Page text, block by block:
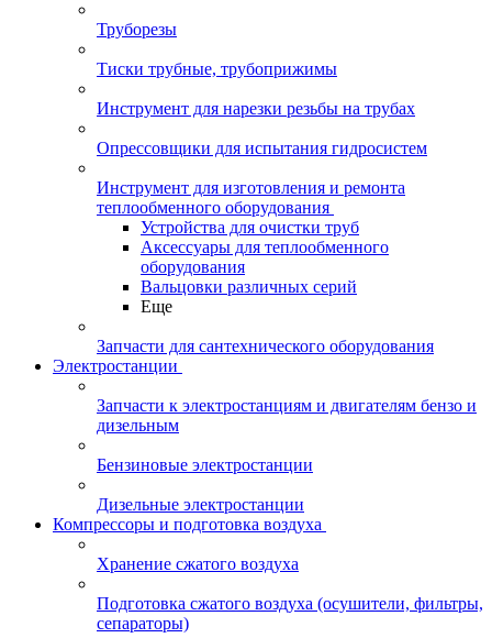
Труборезы
Тиски трубные, трубоприжимы
Инструмент для нарезки резьбы на трубах
Опрессовщики для испытания гидросистем
Инструмент для изготовления и ремонта
теплообменного оборудования
Устройства для очистки труб
Аксессуары для теплообменного
оборудования
Вальцовки различных серий
Еще
Запчасти для сантехнического оборудования
Электростанции
Запчасти к электростанциям и двигателям бензо и
дизельным
Бензиновые электростанции
Дизельные электростанции
Компрессоры и подготовка воздуха
Хранение сжатого воздуха
Подготовка сжатого воздуха (осушители, фильтры,
сепараторы)